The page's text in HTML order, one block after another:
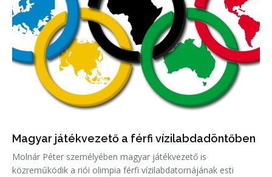
Magyar játékvezető a férfi vízilabdadöntőben
Molnár Péter személyében magyar játékvezető is
közreműködik a riói olimpia férfi vízilabdatornájának esti